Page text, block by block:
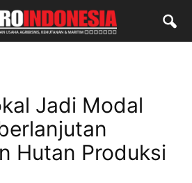
Jadi Modal
Hutan Produksi